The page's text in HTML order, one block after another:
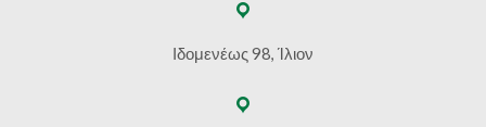
Ιδομενέως 98, Ίλιον